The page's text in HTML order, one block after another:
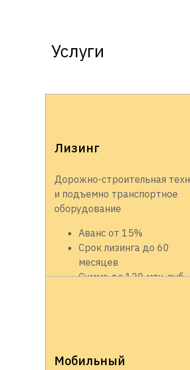
Услуги
Лизинг
Дорожно-строительная
и подъемно транспортное
оборудование
Аванс от 15%
Срок лизинга до 60
месяцев
Сумма до 120 млн. руб.
Мобильный